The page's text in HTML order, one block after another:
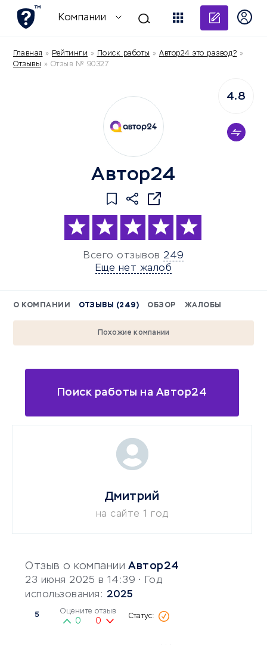
Компании
Главная » Рейтинги » Поиск работы » Автор24 это развод? »
Отзывы » Отзыв № 90327
Автор24
Всего отзывов 249
Еще нет жалоб
4.8
О КОМПАНИИ ОТЗЫВЫ (249) ОБЗОР ЖАЛОБЫ
Похожие компании
Поиск работы на Автор24
Отзыв о компании Автор24
23 июня 2025 в 14:39 • Год
использования: 2025
5 Оцените отзыв
0 0
Дмитрий
на сайте 1 год